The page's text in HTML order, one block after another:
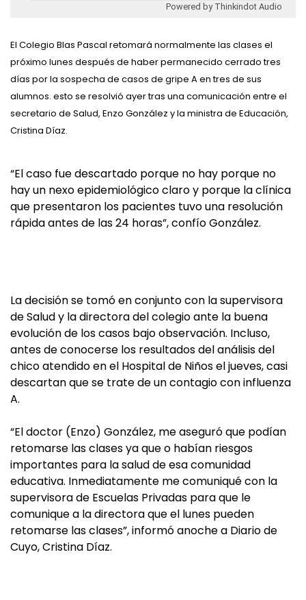
Powered by Thinkindot Audio
El Colegio Blas Pascal retomará normalmente las clases el
próximo lunes después de haber permanecido cerrado tres
días por la sospecha de casos de gripe A en tres de sus
alumnos. esto se resolvió ayer tras una comunicación entre el
secretario de Salud, Enzo González y la ministra de Educación,
Cristina Díaz.
“El caso fue descartado porque no hay porque no
hay un nexo epidemiológico claro y porque la clínica
que presentaron los pacientes tuvo una resolución
rápida antes de las 24 horas”, confío González.
La decisión se tomó en conjunto con la supervisora
de Salud y la directora del colegio ante la buena
evolución de los casos bajo observación. Incluso,
antes de conocerse los resultados del análisis del
chico atendido en el Hospital de Niños el jueves, casi
descartan que se trate de un contagio con influenza
A.
“El doctor (Enzo) González, me aseguró que podían
retomarse las clases ya que o habían riesgos
importantes para la salud de esa comunidad
educativa. Inmediatamente me comuniqué con la
supervisora de Escuelas Privadas para que le
comunique a la directora que el lunes pueden
retomarse las clases”, informó anoche a Diario de
Cuyo, Cristina Díaz.